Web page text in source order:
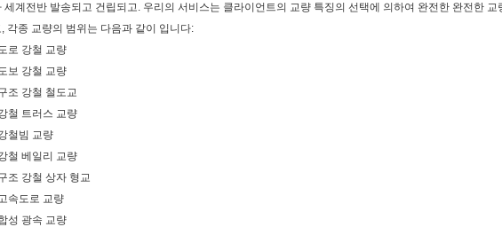
세계전반 발송되고 건립되고. 우리의 서비스는 클라이언트의 교량 특징의 선택에 의하여 완전한 완전한
, 각종 교량의 범위는 다음과 같이 입니다:
로 강철 교량
보 강철 교량
조 강철 철도교
철 트러스 교량
철빔 교량
철 베일리 교량
조 강철 상자 형교
속도로 교량
성 광속 교량